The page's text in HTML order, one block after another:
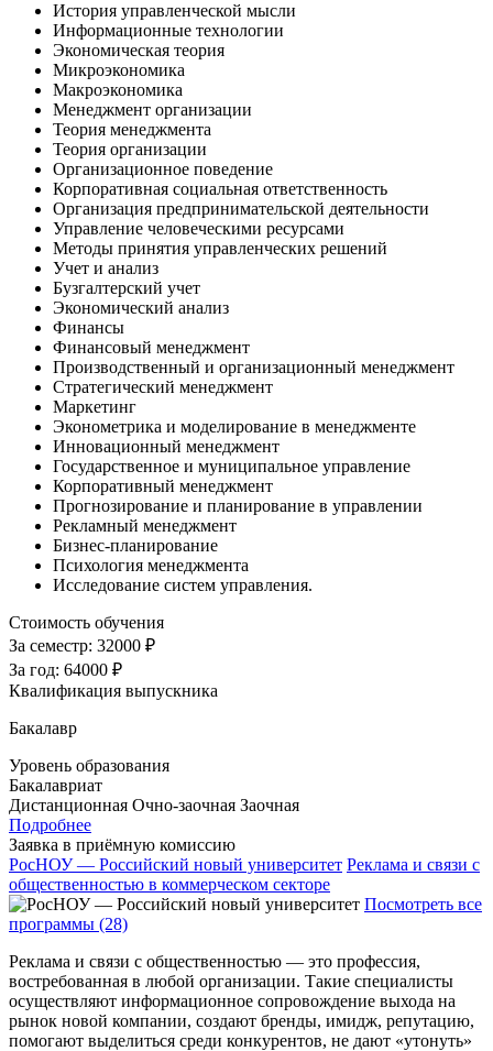
История управленческой мысли
Информационные технологии
Экономическая теория
Микроэкономика
Макроэкономика
Менеджмент организации
Теория менеджмента
Теория организации
Организационное поведение
Корпоративная социальная ответственность
Организация предпринимательской деятельности
Управление человеческими ресурсами
Методы принятия управленческих решений
Учет и анализ
Бузгалтерский учет
Экономический анализ
Финансы
Финансовый менеджмент
Производственный и организационный менеджмент
Стратегический менеджмент
Маркетинг
Эконометрика и моделирование в менеджменте
Инновационный менеджмент
Государственное и муниципальное управление
Корпоративный менеджмент
Прогнозирование и планирование в управлении
Рекламный менеджмент
Бизнес-планирование
Психология менеджмента
Исследование систем управления.
Стоимость обучения
За семестр: 32000 ₽
За год: 64000 ₽
Квалификация выпускника
Бакалавр
Уровень образования
Бакалавриат
Дистанционная Очно-заочная Заочная
Подробнее
Заявка в приёмную комиссию
РосНОУ — Российский новый университет Реклама и связи с
общественностью в коммерческом секторе
Посмотреть все
программы (28)
Реклама и связи с общественностью — это профессия,
востребованная в любой организации. Такие специалисты
осуществляют информационное сопровождение выхода на
рынок новой компании, создают бренды, имидж, репутацию,
помогают выделиться среди конкурентов, не дают «утонуть»